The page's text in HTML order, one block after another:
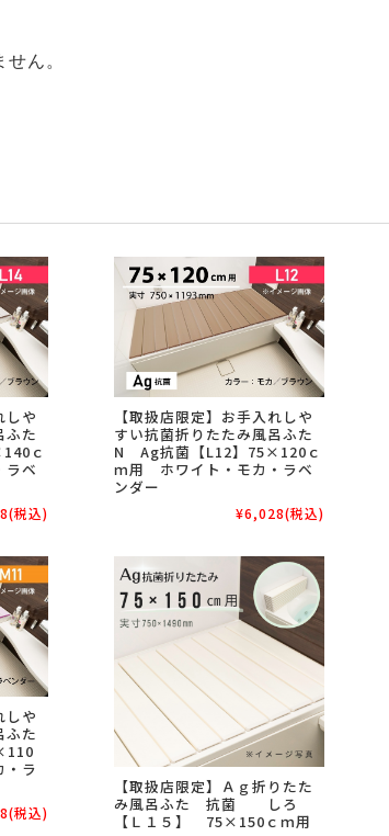
ん。
しや
ふた
ｃ
ベ
(税込)
【取扱店限定】お手入れしや
すい抗菌折りたたみ風呂ふた
N Ag抗菌【L12】75×120ｃ
ｍ用 ホワイト・モカ・ラベ
ンダー
¥6,028(税込)
しや
ふた
ラ
(税込)
【取扱店限定】Ａｇ折りたた
み風呂ふた 抗菌 しろ
【Ｌ１５】 75×150ｃｍ用